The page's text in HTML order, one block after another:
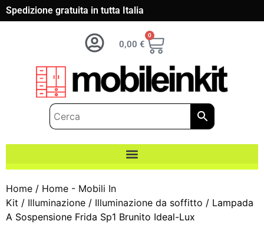
Spedizione gratuita in tutta Italia
0,00 €
0
Home / Home - Mobili In
Kit / Illuminazione / Illuminazione da soffitto / Lampada
A Sospensione Frida Sp1 Brunito Ideal-Lux